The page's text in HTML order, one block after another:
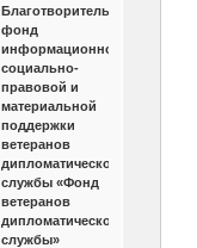
Благотворительный
фонд
информационной,
социально-
правовой и
материальной
поддержки
ветеранов
дипломатической
службы «Фонд
ветеранов
дипломатической
службы»